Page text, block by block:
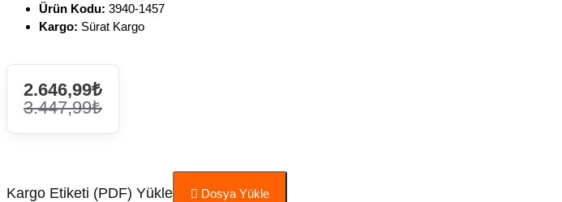
Ürün Kodu: 3940-1457
Kargo: Sürat Kargo
2.646,99₺
3.447,99₺
Kargo Etiketi (PDF) Yükle Dosya Yükle